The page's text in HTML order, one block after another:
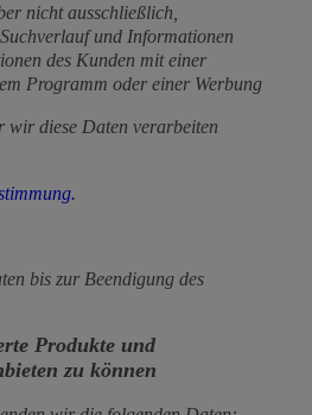
nicht ausschließlich,
und Informationen
des Kunden mit einer
Programm oder einer Werbung
wir diese Daten verarbeiten
bis zur Beendigung des
Produkte und
zu können